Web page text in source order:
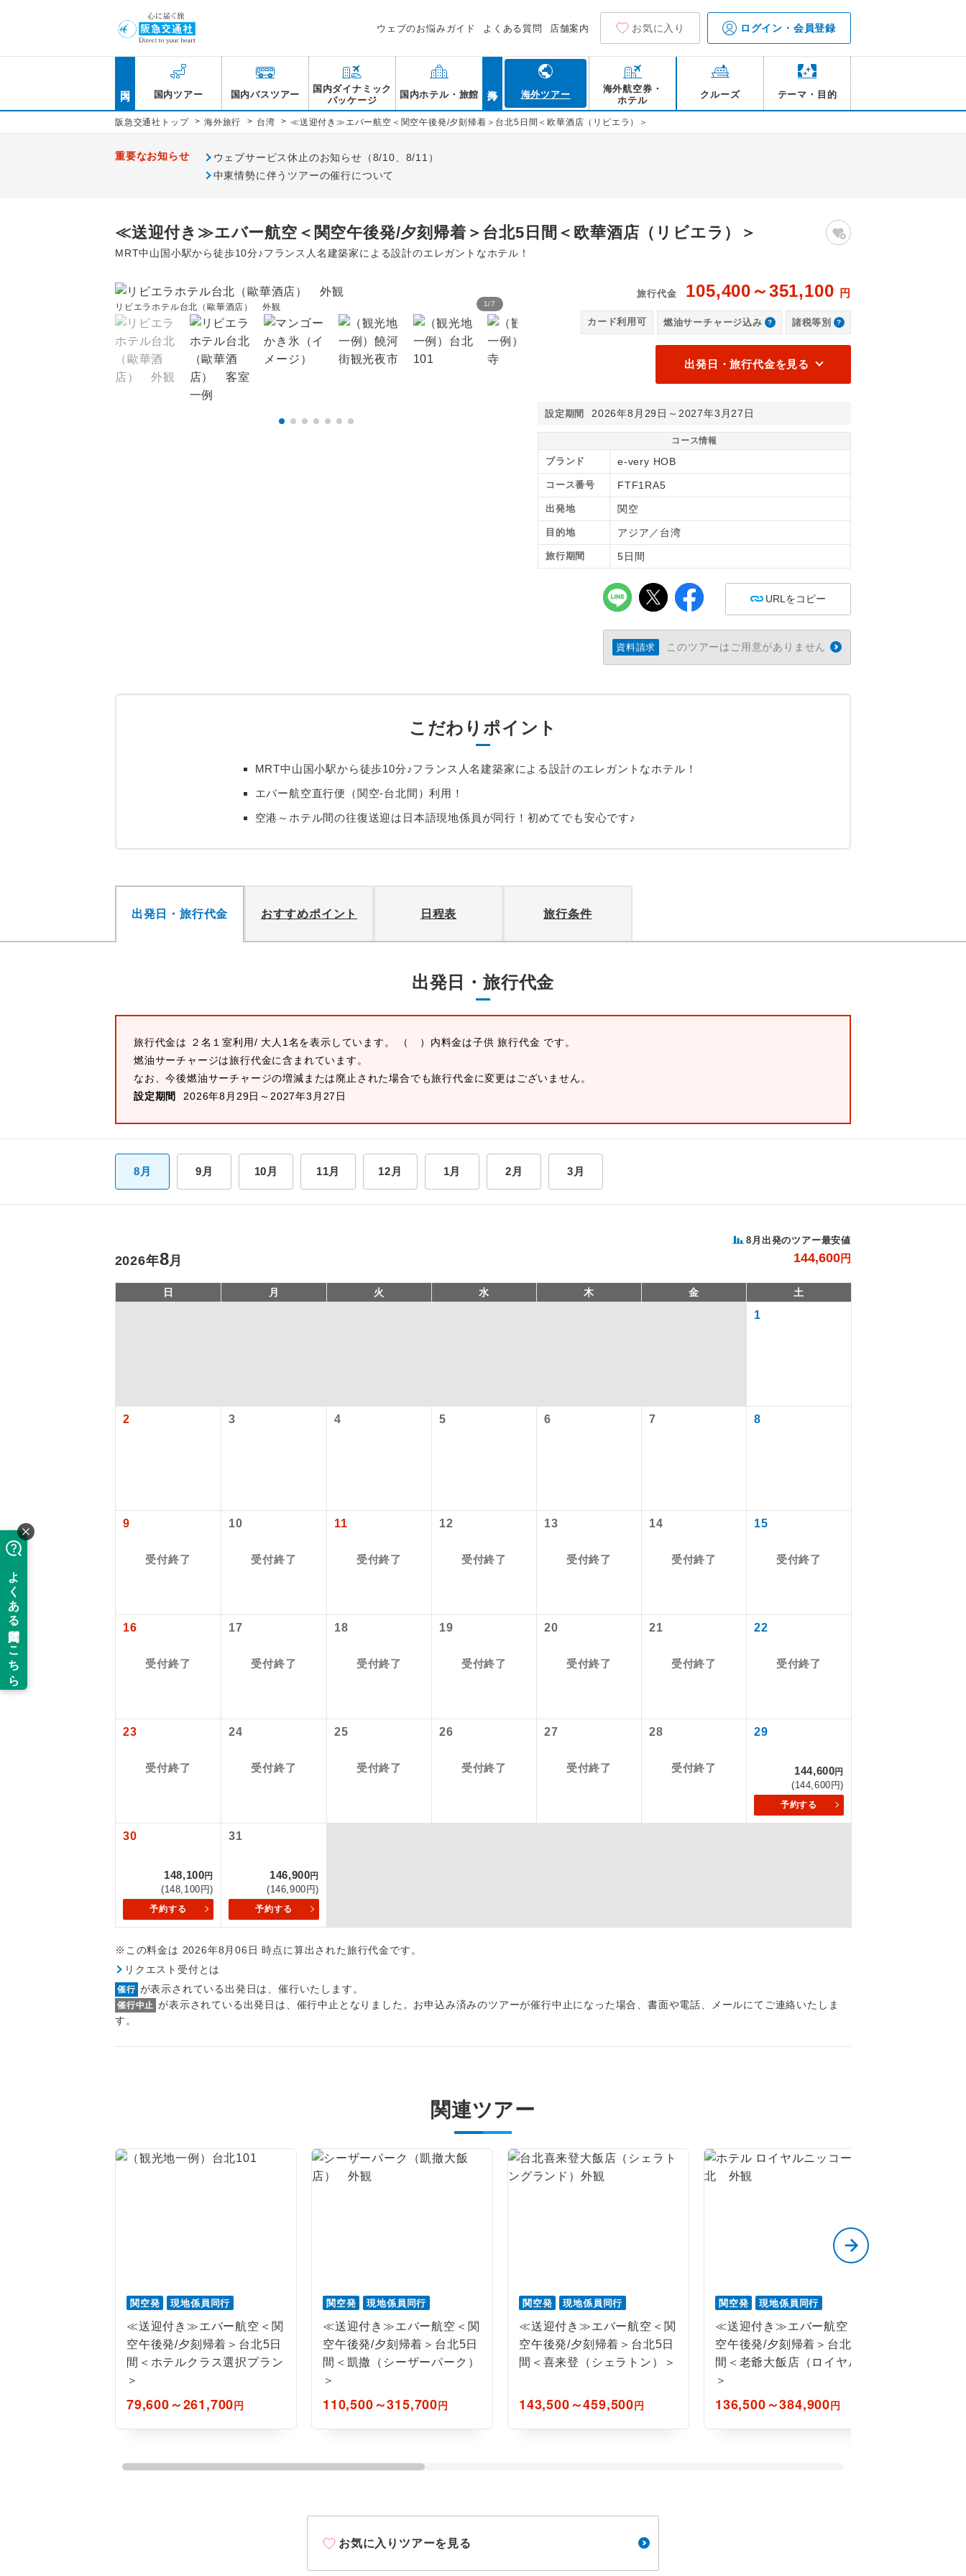
ウェブのお悩みガイド よくある質問 店舗案内 お気に入り ログイン・会員登録
国内ツアー 国内バスツアー
国内ダイナミック
パッケージ
国内ホテル・旅館 海外ツアー
海外航空券・
ホテル
クルーズ テーマ・目的
阪急交通社トップ > 海外旅行 > 台湾 > ≪送迎付き≫エバー航空＜関空午後発/夕刻帰着＞台北5日間＜欧華酒店（リビエラ）＞
重要なお知らせ
ウェブサービス休止のお知らせ（8/10、8/11）
中東情勢に伴うツアーの催行について
≪送迎付き≫エバー航空＜関空午後発/夕刻帰着＞台北5日間＜欧華酒店（リビエラ）＞
MRT中山国小駅から徒歩10分♪フランス人名建築家による設計のエレガントなホテル！
1/7
リビエラホテル台北（歐華酒店） 外観
旅行代金 105,400～351,100 円
カード利用可 燃油サーチャージ込み 諸税等別
出発日・旅行代金を見る
設定期間 2026年8月29日～2027年3月27日
コース情報
ブランド e-very HOB
コース番号 FTF1RA5
出発地 関空
目的地 アジア／台湾
旅行期間 5日間
URLをコピー
資料請求 このツアーはご用意がありません
こだわりポイント
MRT中山国小駅から徒歩10分♪フランス人名建築家による設計のエレガントなホテル！
エバー航空直行便（関空-台北間）利用！
空港～ホテル間の往復送迎は日本語現地係員が同行！初めてでも安心です♪
出発日・旅行代金 おすすめポイント 日程表 旅行条件
出発日・旅行代金
旅行代金は ２名１室利用/ 大人1名を表示しています。 （ ）内料金は子供 旅行代金 です。
燃油サーチャージは旅行代金に含まれています。
なお、今後燃油サーチャージの増減または廃止された場合でも旅行代金に変更はございません。
設定期間
2026年8月29日～2027年3月27日
8月 9月 10月 11月 12月 1月 2月 3月
8月出発のツアー最安値
144,600円
2026年8月
日 月 火 水 木 金 土
1
2 3 4 5 6 7 8
9
受付終了
10
受付終了
11
受付終了
12
受付終了
13
受付終了
14
受付終了
15
受付終了
16
受付終了
17
受付終了
18
受付終了
19
受付終了
20
受付終了
21
受付終了
22
受付終了
23
受付終了
24
受付終了
25
受付終了
26
受付終了
27
受付終了
28
受付終了
29
144,600円
(144,600円)
予約する
30
148,100円
(148,100円)
予約する
31
146,900円
(146,900円)
予約する
※この料金は 2026年8月06日 時点に算出された旅行代金です。
リクエスト受付とは
催行 が表示されている出発日は、催行いたします。
催行中止 が表示されている出発日は、催行中止となりました。お申込み済みのツアーが催行中止になった場合、書面や電話、メールにてご連絡いたしま
す。
関連ツアー
関空発 現地係員同行
≪送迎付き≫エバー航空＜関
空午後発/夕刻帰着＞台北5日
間＜ホテルクラス選択プラン
＞
79,600～261,700円
関空発 現地係員同行
≪送迎付き≫エバー航空＜関
空午後発/夕刻帰着＞台北5日
間＜凱撒（シーザーパーク）
＞
110,500～315,700円
関空発 現地係員同行
≪送迎付き≫エバー航空＜関
空午後発/夕刻帰着＞台北5日
間＜喜来登（シェラトン）＞
143,500～459,500円
関空発 現地係員同行
≪送迎付き≫エバー航空＜関
空午後発/夕刻帰着＞台北5日
間＜老爺大飯店（ロイヤル）
＞
136,500～384,900円
お気に入りツアーを見る
燃油サーチャージは旅行代金に含まれています。
ん。
関西国際空港
大人（12歳以上）3,310円、子供（2歳以上12歳未満）1,660円
【旅客保安サービス料】
【海外空港諸税等】
払いが必要となります。
2026/9/16〜 大人（12歳以上）3,800円、子供（2歳以上12歳未満）3,800円
※上記以外の出発日につきましては料金確定後にご案内いたします。
2026/8/8〜2026/8/10 大人（12歳以上）800円、子供（2歳以上12歳未満）800円、幼児 800
2026/9/16〜 大人（12歳以上）800円、子供（2歳以上12歳未満）800円
予約・発券システム手数料
2026/8/8〜2026/8/10 大人（12歳以上）4,450円、子供（2歳以上12歳未満）4,450円
2026/8/11〜2026/9/15 大人（12歳以上）5,340円、子供（2歳以上12歳未満）5,340円
2026/9/16〜 大人（12歳以上）5,340円、子供（2歳以上12歳未満）5,340円
2026/8/11〜2026/9/15 大人（12歳以上）3,000円、子供（2歳以上12歳未満）3,000円
2026/9/16〜 大人（12歳以上）3,000円、子供（2歳以上12歳未満）3,000円
道などを利用しご参加いただけます。
添乗員同行
現地係員同行 現地到着後、現地係員が同行しお世話いたします。
新コース 初登場のコースです。
露天風呂 ご宿泊ホテルに露天風呂が付いています。
ご宿泊ホテルに大浴場が付いています。
トラベルイヤホン
おひとり様参加限定 おひとり様限定でご参加いただけるコースです。
女性限定でご参加いただけるコースです。
ご参加にあたり年齢に制限があるコースです。
航空会社指定
利用航空会社が指定なので、ご出発の計画にとても便利で